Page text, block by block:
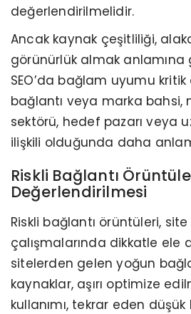
değerlendirilmelidir.
Ancak kaynak çeşitliliği,
görünürlük almak anlamına
SEO’da bağlam uyumu
bağlantı veya marka bahsi,
sektörü, hedef pazarı veya
ilişkili olduğunda daha
Riskli Bağlantı
Değerlendirilmesi
Riskli bağlantı örüntüleri, site
çalışmalarında dikkatle ele
sitelerden gelen yoğun
kaynaklar, aşırı optimize
kullanımı, tekrar eden